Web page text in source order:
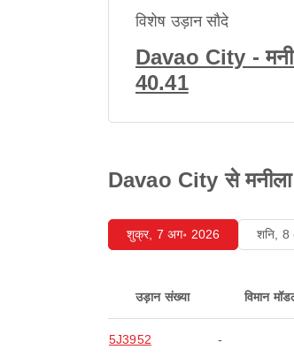
विशेष उड़ान सौदे
Davao City -
40.41
Davao City से
शुक्र, 7 अग॰ 2026 शनि, 8
उड़ान संख्या विमान
5J3952 -